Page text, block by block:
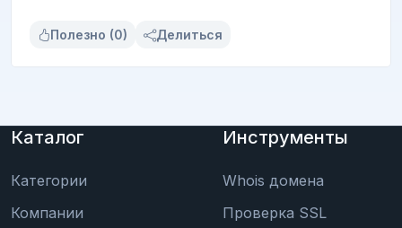
Полезно (0) Делиться
Каталог
Категории
Компании
Инструменты
Whois домена
Проверка SSL